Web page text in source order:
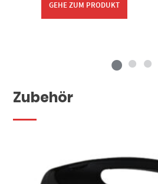
GEHE ZUM PRODUKT
Zubehör